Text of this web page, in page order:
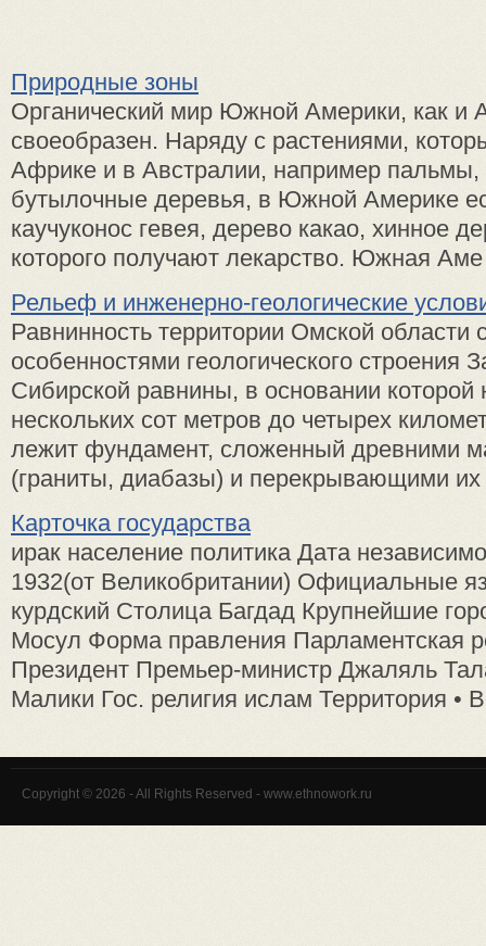
Природные зоны
Органический мир Южной Америки, как и
своеобразен. Наряду с растениями,
Африке и в Австралии, например пальмы,
бутылочные деревья, в Южной Америке
каучуконос гевея, дерево какао, хинное
которого получают лекарство. Южная
Рельеф и инженерно-геологические
Равнинность территории Омской области
особенностями геологического строения
Сибирской равнины, в основании которой
нескольких сот метров до четырех
лежит фундамент, сложенный древними
(граниты, диабазы) и перекрывающими
Карточка государства
ирак население политика Дата
1932(от Великобритании) Официальные
курдский Столица Багдад Крупнейшие
Мосул Форма правления Парламентская
Президент Премьер-министр Джаляль
Малики Гос. религия ислам Территория •
Copyright © 2026 - All Rights Reserved - www.ethnowork.ru